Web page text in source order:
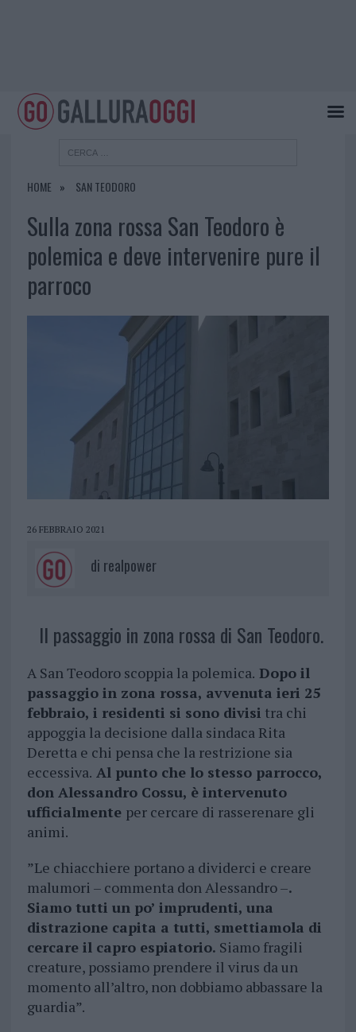
HOME SAN TEODORO
Sulla zona rossa San Teodoro è
polemica e deve intervenire pure il
parroco
26 FEBBRAIO 2021
di realpower
Il passaggio in zona rossa di San Teodoro.
A San Teodoro scoppia la polemica. Dopo il
passaggio in zona rossa, avvenuta ieri 25
febbraio, i residenti si sono divisi tra chi
appoggia la decisione dalla sindaca Rita
Deretta e chi pensa che la restrizione sia
eccessiva. Al punto che lo stesso parrocco,
don Alessandro Cossu, è intervenuto
ufficialmente per cercare di rasserenare gli
animi.
”Le chiacchiere portano a dividerci e creare
malumori – commenta don Alessandro –.
Siamo tutti un po’ imprudenti, una
distrazione capita a tutti, smettiamola di
cercare il capro espiatorio. Siamo fragili
creature, possiamo prendere il virus da un
momento all’altro, non dobbiamo abbassare la
guardia”.